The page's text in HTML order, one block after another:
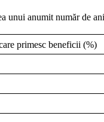
unui anumit număr de
primesc beneficii (%)